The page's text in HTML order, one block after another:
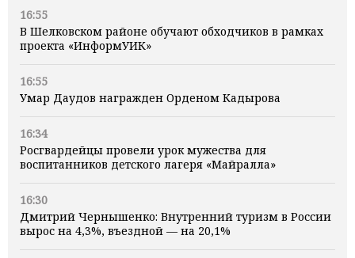
16:55
В Шелковском районе обучают обходчиков в рамках
проекта «ИнформУИК»
16:55
Умар Даудов награжден Орденом Кадырова
16:34
Росгвардейцы провели урок мужества для
воспитанников детского лагеря «Майралла»
16:30
Дмитрий Чернышенко: Внутренний туризм в России
вырос на 4,3%, въездной — на 20,1%